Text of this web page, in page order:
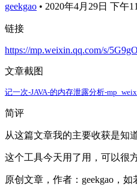
geekgao • 2020年4月29日 下午
链接
https://mp.weixin.qq.com/s/
文章截图
记一次-JAVA-的内存泄露分析-
简评
从这篇文章我的主要收获是知
这个工具今天用了用，可以很
原创文章，作者：geekgao，如